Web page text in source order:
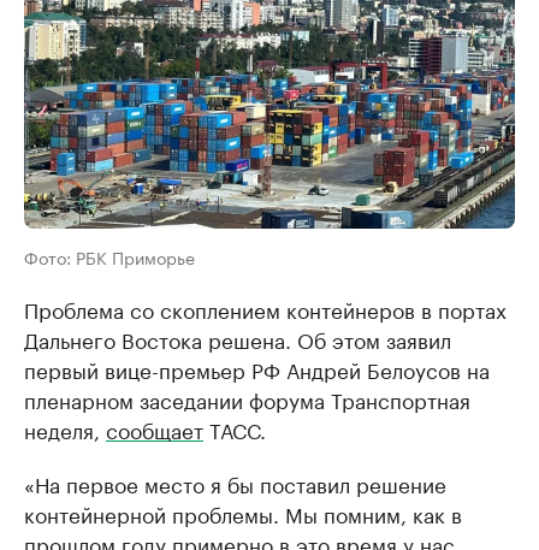
Фото: РБК Приморье
Проблема со скоплением контейнеров в портах
Дальнего Востока решена. Об этом заявил
первый вице-премьер РФ Андрей Белоусов на
пленарном заседании форума Транспортная
неделя, сообщаетТАСС.
«На первое место я бы поставил решение
контейнерной проблемы. Мы помним, как в
прошлом году примерно в это время у нас